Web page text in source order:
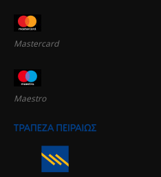
Mastercard
Maestro